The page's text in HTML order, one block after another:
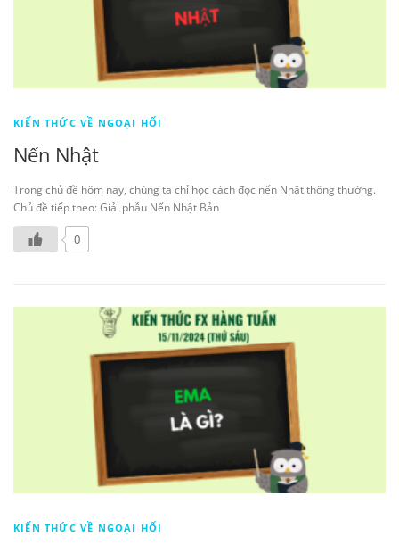
KIẾN THỨC VỀ NGOẠI HỐI
Nến Nhật
Trong chủ đề hôm nay, chúng ta chỉ học cách đọc nến Nhật thông thường.
Chủ đề tiếp theo: Giải phẫu Nến Nhật Bản
0
KIẾN THỨC VỀ NGOẠI HỐI